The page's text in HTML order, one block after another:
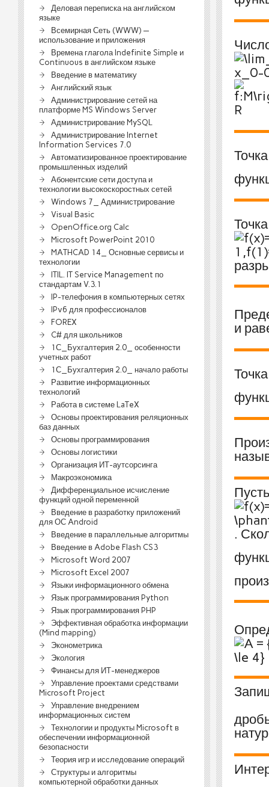
и
Пусть
.
Деловая переписка на английском
языке
Всемирная Сеть (WWW) —
использование и приложения
Времена глагола Indefinite Simple и
Continuous в английском языке
Введение в математику
Английский язык
Администрирование сетей на
платформе MS Windows Server
Администрирование MySQL
Администрирование Internet
Information Services 7.0
Автоматизированное проектирование
промышленных изделий
Абонентские сети доступа и
технологии высокоскоростных сетей
Windows 7_ Администрирование
Visual Basic
OpenOffice.org Calc
Microsoft PowerPoint 2010
MATHCAD 14_ Основные сервисы и
технологии
ITIL. IT Service Management по
стандартам V.3.1
IP-телефония в компьютерных сетях
IPv6 для профессионалов
FOREX
C# для школьников
1С_Бухгалтерия 2.0_ особенности
учетных работ
1С_Бухгалтерия 2.0_ начало работы
Развитие информационных
технологий
Работа в системе LaTeX
Основы проектирования реляционных
баз данных
Основы программирования
Основы логистики
Организация ИТ-аутсорсинга
Макроэкономика
Дифференциальное исчисление
функций одной переменной
Введение в разработку приложений
для ОС Android
Введение в параллельные алгоритмы
Введение в Adobe Flash CS3
Microsoft Word 2007
Microsoft Excel 2007
Языки информационного обмена
Язык программирования Python
Язык программирования PHP
Эффективная обработка информации
(Mind mapping)
Эконометрика
Экология
Финансы для ИТ-менеджеров
Управление проектами средствами
Microsoft Project
Управление внедрением
информационных систем
Технологии и продукты Microsoft в
обеспечении информационной
безопасности
Теория игр и исследование операций
Структуры и алгоритмы
компьютерной обработки данных